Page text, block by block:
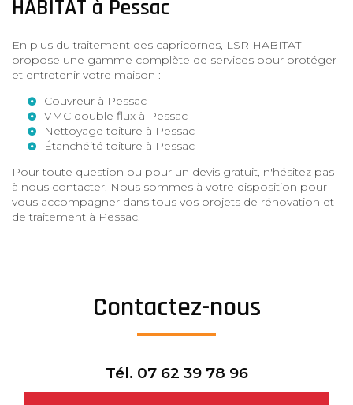
HABITAT à Pessac
En plus du traitement des capricornes, LSR HABITAT
propose une gamme complète de services pour protéger
et entretenir votre maison :
Couvreur à Pessac
VMC double flux à Pessac
Nettoyage toiture à Pessac
Étanchéité toiture à Pessac
Pour toute question ou pour un devis gratuit, n'hésitez pas
à nous contacter. Nous sommes à votre disposition pour
vous accompagner dans tous vos projets de rénovation et
de traitement à Pessac.
Contactez-nous
Tél. 07 62 39 78 96